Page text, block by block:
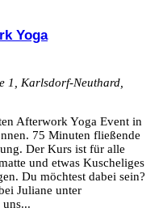
Yoga
1, Karlsdorf-Neuthard,
Afterwork Yoga Event in
75 Minuten fließende
Der Kurs ist für alle
und etwas Kuscheliges
Du möchtest dabei sein?
Juliane unter